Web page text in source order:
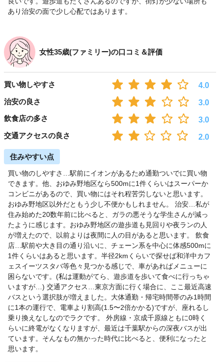
あり治安の面で少し心配ではあります。
女性35歳(ファミリー)の口コミ＆評価
買い物しやすさ
4.0
治安の良さ
3.0
飲食店の多さ
3.0
交通アクセスの良さ
2.0
住みやすい点
買い物のしやすさ…駅前にイオンがあるため通勤ついでに買い物
できます。他、おゆみ野地区なら500mに1件くらいはスーパーか
コンビニがあるので、買い物にはそれ程苦労しないと思います。
おゆみ野地区以外だともう少し不便かもしれません。 治安…私が
住み始めた20数年前に比べると、ガラの悪そうな学生さんが減っ
たように感じます。おゆみ野地区の遊歩道も見回りや夜ランの人
が増えたので、以前よりは夜間に人の目があると思います。 飲食
店…駅前や大き目の通り沿いに、チェーン系を中心に体感500mに
1件くらいはあると思います。半径2kmくらいで探せば和洋中カフ
ェスイーツスタバ等色々見つかる感じで、車があればメニューに
困らないです。(私は運動がてら、遊歩道を歩いて食べに行っちゃ
いますが…) 交通アクセス…東京方面に行く場合に、ここ最近高速
バスという選択肢が増えました。大体通勤・帰宅時間帯のみ1時間
に1本の運行で、電車より割高(1.5〜2倍かかる)ですが、座れるし
乗り換えなしなのでラクです。 外房線・京成千原線ともに0時く
らいに終電がなくなりますが、最近は千葉駅からの深夜バスが出
ています。そんなもの無かった時代に比べると、便利になったと
思います。